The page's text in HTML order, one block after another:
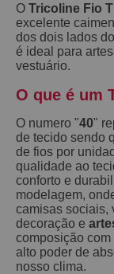
O Tricoline Fio
excelente
dos dois lados
é ideal para
vestuário.
O que é um
O numero "40"
de tecido sendo
de fios por
qualidade ao
conforto e
modelagem,
camisas sociais,
decoração e
composição
alto poder de
nosso clima.